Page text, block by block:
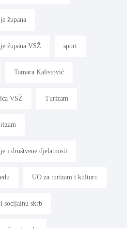
župana
župana VSŽ sport
Tamara Kalistović
VSŽ Turizam
i društvene djelatnosti
UO za turizam i kulturu
socijalnu skrb